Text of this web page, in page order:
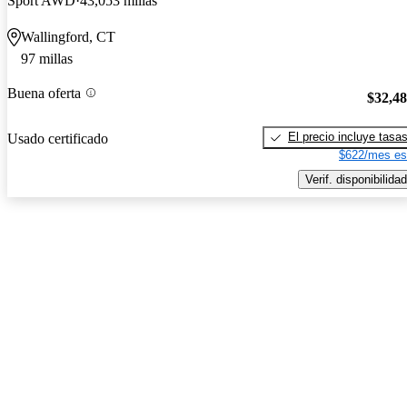
Wallingford, CT
97 millas
Buena oferta
Usado certificado
El precio incluye tasas
$622/mes
Verif. disponibilidad